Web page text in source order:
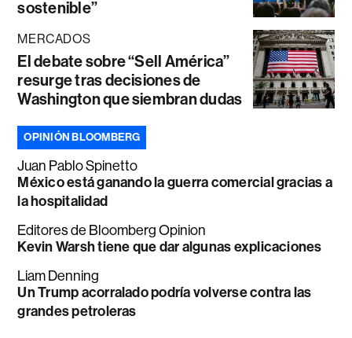
sostenible”
MERCADOS
El debate sobre “Sell América”
resurge tras decisiones de
Washington que siembran dudas
OPINIÓN BLOOMBERG
Juan Pablo Spinetto
México está ganando la guerra comercial gracias a
la hospitalidad
Editores de Bloomberg Opinion
Kevin Warsh tiene que dar algunas explicaciones
Liam Denning
Un Trump acorralado podría volverse contra las
grandes petroleras